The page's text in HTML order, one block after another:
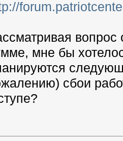
вопрос
мне бы
сбои